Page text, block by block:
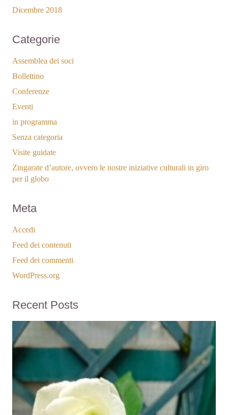
Dicembre 2018
Categorie
Assemblea dei soci
Bollettino
Conferenze
Eventi
in programma
Senza categoria
Visite guidate
Zingarate d’autore, ovvero le nostre iniziative culturali in giro
per il globo
Meta
Accedi
Feed dei contenuti
Feed dei commenti
WordPress.org
Recent Posts